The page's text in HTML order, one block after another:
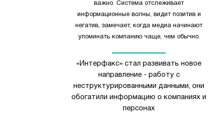
важно. Система отслеживает
информационные волны, видит позитив и
негатив, замечает, когда медиа начинают
упоминать компанию чаще, чем обычно.
«Интерфакс» стал развивать новое
направление - работу с
неструктурированными данными, они
обогатили информацию о компаниях и
персонах